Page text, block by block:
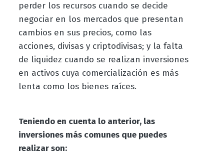
perder los recursos cuando se decide
negociar en los mercados que presentan
cambios en sus precios, como las
acciones, divisas y criptodivisas; y la falta
de liquidez cuando se realizan inversiones
en activos cuya comercialización es más
lenta como los bienes raíces.
Teniendo en cuenta lo anterior, las
inversiones más comunes que puedes
realizar son: